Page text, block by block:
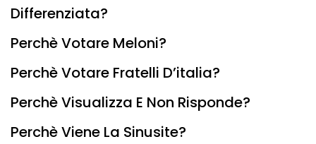
Differenziata?
Perchè Votare Meloni?
Perchè Votare Fratelli D’italia?
Perchè Visualizza E Non Risponde?
Perchè Viene La Sinusite?